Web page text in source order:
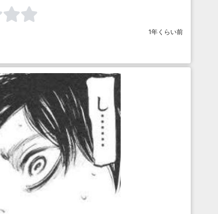
1年くらい前